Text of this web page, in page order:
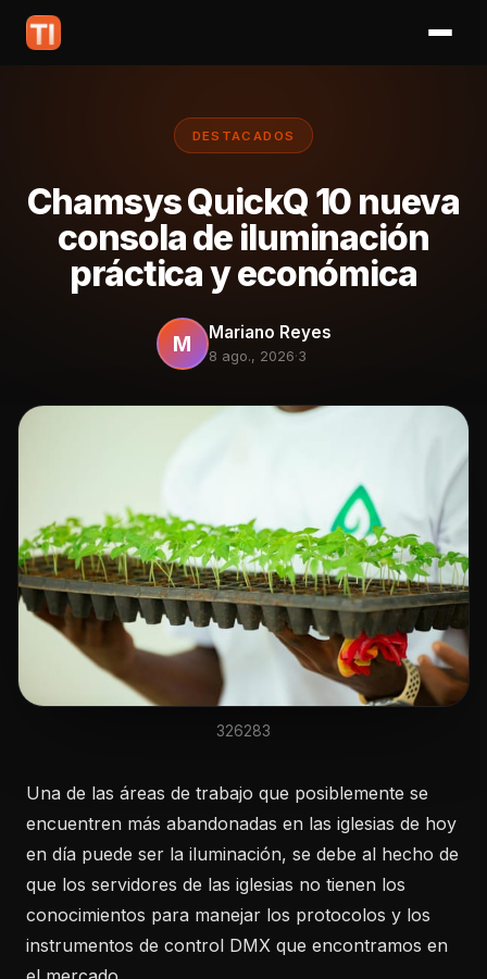
DESTACADOS
Chamsys QuickQ 10 nueva
consola de iluminación
práctica y económica
M Mariano Reyes
8 ago., 2026·3
326283
Una de las áreas de trabajo que posiblemente se
encuentren más abandonadas en las iglesias de hoy
en día puede ser la iluminación, se debe al hecho de
que los servidores de las iglesias no tienen los
conocimientos para manejar los protocolos y los
instrumentos de control DMX que encontramos en